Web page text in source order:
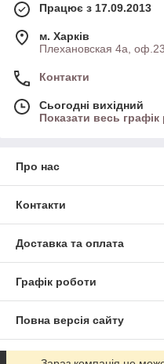
Працює з 17.09.2013
м. Харків
Плехановская 4а,
Контакти
Сьогодні вихідний
Показати весь графік
Про нас
Контакти
Доставка та оплата
Графік роботи
Повна версія сайту
Сайт створено на